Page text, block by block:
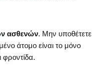
ασθενών. Μην υποθέτετε
άτομο είναι το μόνο
φροντίδα.